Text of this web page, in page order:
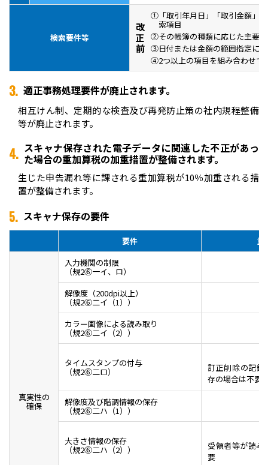
検索要件等
改
正
前
① 「取引年月日」「取引金額」
索項目
②その帳簿の種類に応じた主要
③日付または金額の範囲指定に
④2つ以上の項目を組み合わせて
3. 適正事務処理要件が廃止されます。
相互けん制、定期的な検査及び再発防止策の社内規程整備
等が廃止されます。
4. スキャナ保存された電子データに関連した不正があっ
た場合の重加算税の加重措置が整備されます。
生じた申告漏れ等に課される重加算税が10％加重される措
置が整備されます。
5. スキャナ保存の要件
要件 重
真実性の
確保
入力機関の制限
（規2⑥一イ、ロ）
解像度（200dpi以上）
（規2⑥二イ（1））
カラー画像による読み取り
（規2⑥二イ（2））
タイムスタンプの付与
（規2⑥二ロ）
訂正削除の記録
存の場合は不要
解像度及び階調情報の保存
（規2⑥二ハ（1））
大きさ情報の保存
（規2⑥二ハ（2））
受領者等が読み
要